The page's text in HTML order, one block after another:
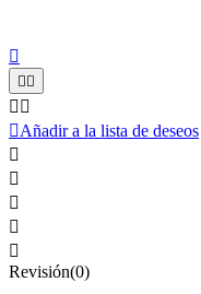

 
 
Añadir a la lista de deseos





Revisión(0)